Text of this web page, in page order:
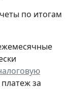
по итогам
за